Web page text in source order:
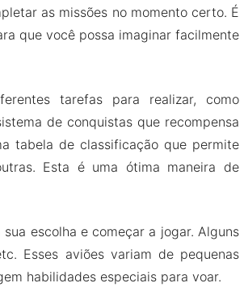
as missões no momento certo. É
que você possa imaginar facilmente
tarefas para realizar, como
de conquistas que recompensa
tabela de classificação que permite
Esta é uma ótima maneira de
escolha e começar a jogar. Alguns
Esses aviões variam de pequenas
habilidades especiais para voar.